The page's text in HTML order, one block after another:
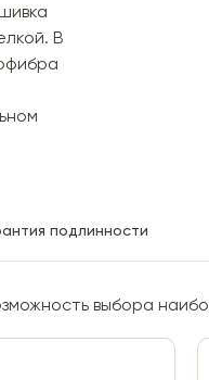
В
подлинности
выбора